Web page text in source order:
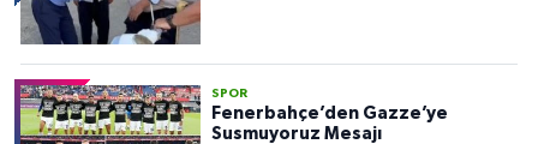
SPOR
Fenerbahçe’den Gazze’ye
Susmuyoruz Mesajı